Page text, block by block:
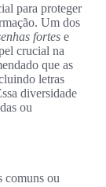
para proteger
Um dos
fortes e
crucial na
que as
letras
diversidade
ou
comuns ou